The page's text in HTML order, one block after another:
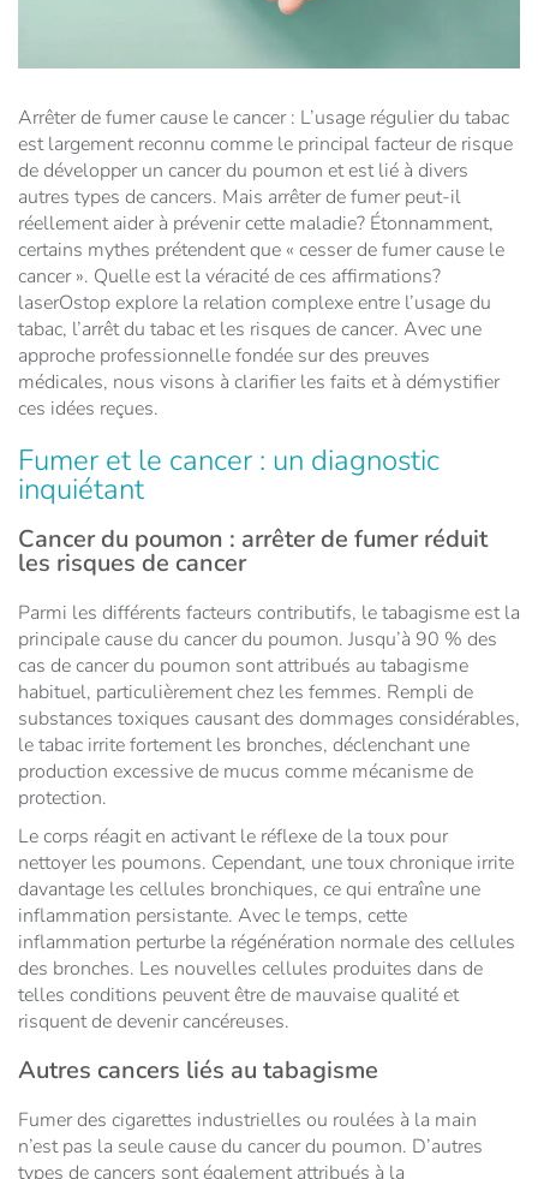
Arrêter de fumer cause le cancer : L’usage régulier du tabac
est largement reconnu comme le principal facteur de risque
de développer un cancer du poumon et est lié à divers
autres types de cancers. Mais arrêter de fumer peut-il
réellement aider à prévenir cette maladie? Étonnamment,
certains mythes prétendent que « cesser de fumer cause le
cancer ». Quelle est la véracité de ces affirmations?
laserOstop explore la relation complexe entre l’usage du
tabac, l’arrêt du tabac et les risques de cancer. Avec une
approche professionnelle fondée sur des preuves
médicales, nous visons à clarifier les faits et à démystifier
ces idées reçues.
Fumer et le cancer : un diagnostic
inquiétant
Cancer du poumon : arrêter de fumer réduit
les risques de cancer
Parmi les différents facteurs contributifs, le tabagisme est la
principale cause du cancer du poumon. Jusqu’à 90 % des
cas de cancer du poumon sont attribués au tabagisme
habituel, particulièrement chez les femmes. Rempli de
substances toxiques causant des dommages considérables,
le tabac irrite fortement les bronches, déclenchant une
production excessive de mucus comme mécanisme de
protection.
Le corps réagit en activant le réflexe de la toux pour
nettoyer les poumons. Cependant, une toux chronique irrite
davantage les cellules bronchiques, ce qui entraîne une
inflammation persistante. Avec le temps, cette
inflammation perturbe la régénération normale des cellules
des bronches. Les nouvelles cellules produites dans de
telles conditions peuvent être de mauvaise qualité et
risquent de devenir cancéreuses.
Autres cancers liés au tabagisme
Fumer des cigarettes industrielles ou roulées à la main
n’est pas la seule cause du cancer du poumon. D’autres
types de cancers sont également attribués à la